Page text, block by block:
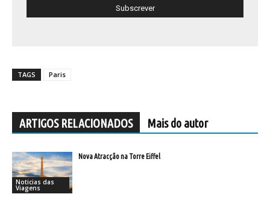
TAGS Paris
ARTIGOS RELACIONADOS Mais do autor
Noticias das
Viagens
Nova Atracção na Torre Eiffel